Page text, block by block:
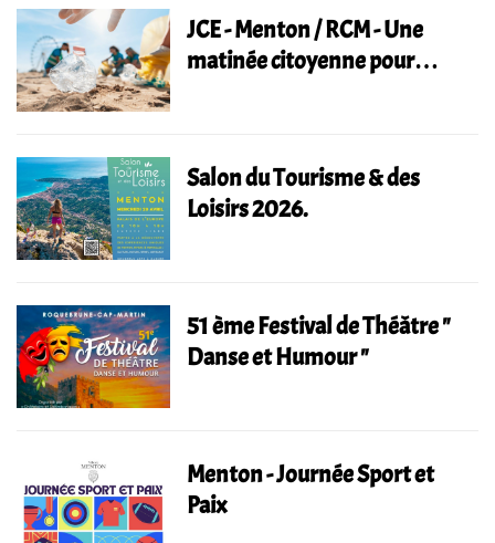
JCE - Menton / RCM - Une
matinée citoyenne pour
Salon du Tourisme & des
Loisirs 2026.
51 ème Festival de Théâtre "
Danse et Humour "
Menton - Journée Sport et
Paix